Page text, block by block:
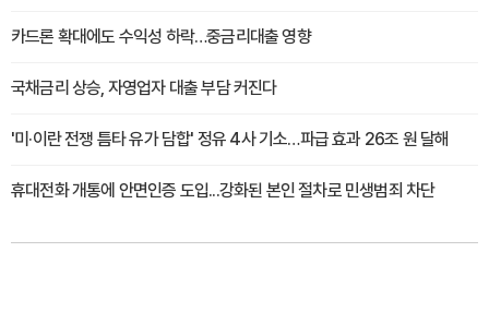
카드론 확대에도 수익성 하락…중금리대출 영향
국채금리 상승, 자영업자 대출 부담 커진다
'미·이란 전쟁 틈타 유가 담합' 정유 4사 기소…파급 효과 26조 원 달해
휴대전화 개통에 안면인증 도입...강화된 본인 절차로 민생범죄 차단